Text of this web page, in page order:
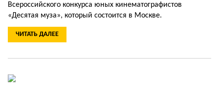
Всероссийского конкурса юных кинематографистов
«Десятая муза», который состоится в Москве.
ЧИТАТЬ ДАЛЕЕ